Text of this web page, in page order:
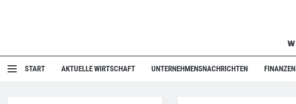
START AKTUELLE WIRTSCHAFT UNTERNEHMENSNACHRICHTEN